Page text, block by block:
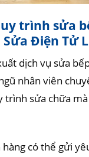
trình sửa
Điện Tử
dịch vụ sửa
nhân viên
trình sửa chữa
hàng có thể gửi